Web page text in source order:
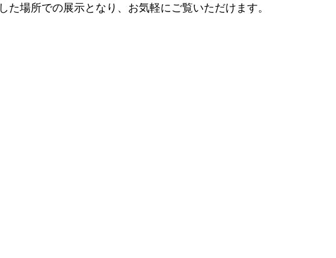
た場所での展示となり、お気軽にご覧いただけます。